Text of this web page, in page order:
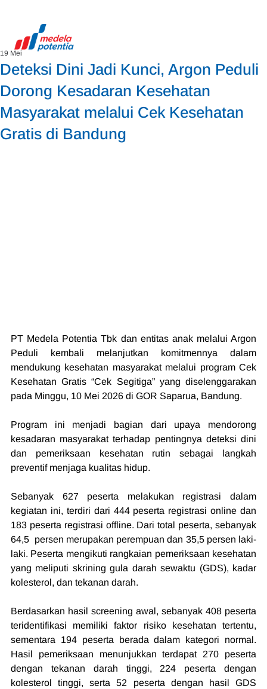
Deteksi Dini Jadi Kunci, Argon Peduli
Dorong Kesadaran Kesehatan
Masyarakat melalui Cek Kesehatan
Gratis di Bandung
19 Mei
PT Medela Potentia Tbk dan entitas anak melalui Argon
Peduli kembali melanjutkan komitmennya dalam
mendukung kesehatan masyarakat melalui program Cek
Kesehatan Gratis “Cek Segitiga” yang diselenggarakan
pada Minggu, 10 Mei 2026 di GOR Saparua, Bandung.
Program ini menjadi bagian dari upaya mendorong
kesadaran masyarakat terhadap pentingnya deteksi dini
dan pemeriksaan kesehatan rutin sebagai langkah
preventif menjaga kualitas hidup.
Sebanyak 627 peserta melakukan registrasi dalam
kegiatan ini, terdiri dari 444 peserta registrasi online dan
183 peserta registrasi offline. Dari total peserta, sebanyak
64,5  persen merupakan perempuan dan 35,5 persen laki-
laki. Peserta mengikuti rangkaian pemeriksaan kesehatan
yang meliputi skrining gula darah sewaktu (GDS), kadar
kolesterol, dan tekanan darah.
Berdasarkan hasil screening awal, sebanyak 408 peserta
teridentifikasi memiliki faktor risiko kesehatan tertentu,
sementara 194 peserta berada dalam kategori normal.
Hasil pemeriksaan menunjukkan terdapat 270 peserta
dengan tekanan darah tinggi, 224 peserta dengan
kolesterol tinggi, serta 52 peserta dengan hasil GDS